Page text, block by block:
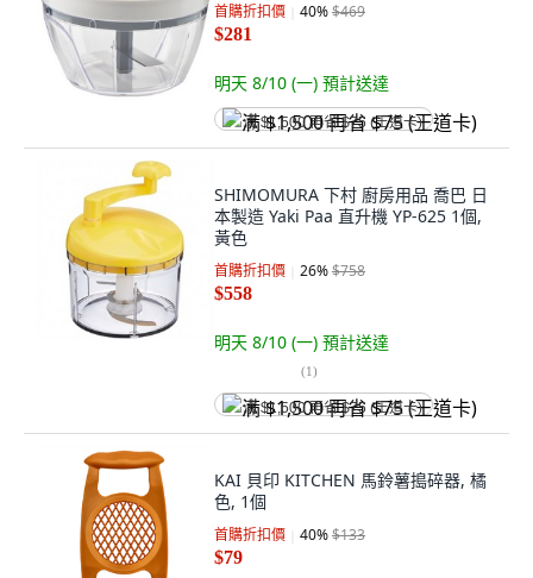
首購折扣價 40%$469
$281
明天 8/10 (一) 預計送達
满 $1,500 再省 $75 (王道卡)
SHIMOMURA 下村 廚房用品 喬巴 日
本製造 Yaki Paa 直升機 YP-625 1個,
黃色
首購折扣價 26%$758
$558
明天 8/10 (一) 預計送達
(1)
满 $1,500 再省 $75 (王道卡)
KAI 貝印 KITCHEN 馬鈴薯搗碎器, 橘
色, 1個
首購折扣價 40%$133
$79